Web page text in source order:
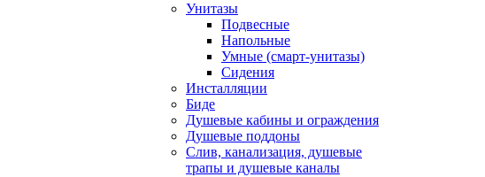
Унитазы
Подвесные
Напольные
Умные (смарт-унитазы)
Сидения
Инсталляции
Биде
Душевые кабины и ограждения
Душевые поддоны
Слив, канализация, душевые
трапы и душевые каналы